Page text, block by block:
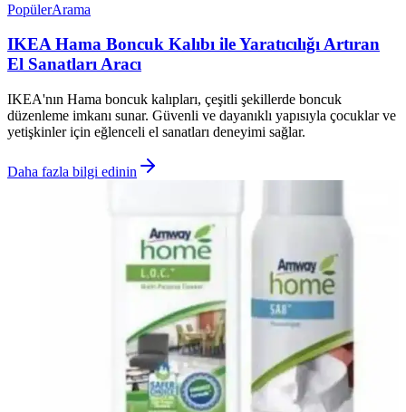
PopülerArama
IKEA Hama Boncuk Kalıbı ile Yaratıcılığı Artıran
El Sanatları Aracı
IKEA'nın Hama boncuk kalıpları, çeşitli şekillerde boncuk
düzenleme imkanı sunar. Güvenli ve dayanıklı yapısıyla çocuklar ve
yetişkinler için eğlenceli el sanatları deneyimi sağlar.
Daha fazla bilgi edinin